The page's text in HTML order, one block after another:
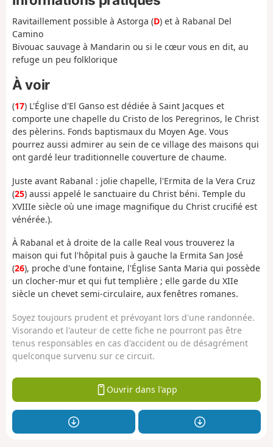
Ravitaillement possible à Astorga (D) et à Rabanal Del
Camino
Bivouac sauvage à Mandarin ou si le cœur vous en dit, au
refuge un peu folklorique
À voir
(17) L'Église d'El Ganso est dédiée à Saint Jacques et
comporte une chapelle du Cristo de los Peregrinos, le Christ
des pèlerins. Fonds baptismaux du Moyen Age. Vous
pourrez aussi admirer au sein de ce village des maisons qui
ont gardé leur traditionnelle couverture de chaume.
Juste avant Rabanal : jolie chapelle, l'Ermita de la Vera Cruz
(25) aussi appelé le sanctuaire du Christ béni. Temple du
XVIIIe siècle où une image magnifique du Christ crucifié est
vénérée.).
À Rabanal et à droite de la calle Real vous trouverez la
maison qui fut l'hôpital puis à gauche la Ermita San José
(26), proche d'une fontaine, l'Église Santa Maria qui possède
un clocher-mur et qui fut templière ; elle garde du XIIe
siècle un chevet semi-circulaire, aux fenêtres romanes.
Soyez toujours prudent et prévoyant lors d'une randonnée.
Visorando et l'auteur de cette fiche ne pourront pas être
tenus responsables en cas d'accident ou de désagrément
quelconque survenu sur ce circuit.
Ouvrir dans l'app